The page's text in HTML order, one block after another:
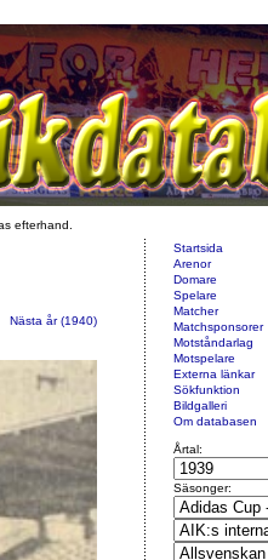
efterhand.
Nästa år (1940)
Startsida
Arenor
Domare
Spelare
Matcher
Matchsponsorer
Motståndarlag
Motspelare
Externa länkar
Sökfunktion
Bildgalleri
Om databasen
Årtal:
Säsonger: